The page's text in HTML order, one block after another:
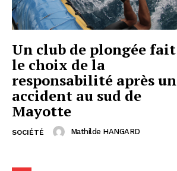
Un club de plongée fait
le choix de la
responsabilité après un
accident au sud de
Mayotte
SOCIÉTÉ Mathilde HANGARD